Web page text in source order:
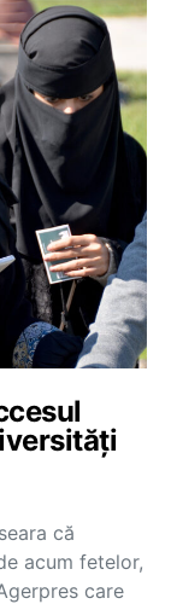
că
acum fetelor,
care